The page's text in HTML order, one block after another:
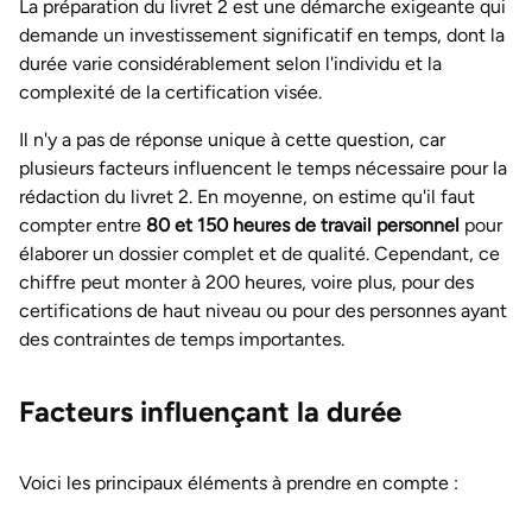
La préparation du livret 2 est une démarche exigeante qui
demande un investissement significatif en temps, dont la
durée varie considérablement selon l'individu et la
complexité de la certification visée.
Il n'y a pas de réponse unique à cette question, car
plusieurs facteurs influencent le temps nécessaire pour la
rédaction du livret 2. En moyenne, on estime qu'il faut
compter entre 80 et 150 heures de travail personnel pour
élaborer un dossier complet et de qualité. Cependant, ce
chiffre peut monter à 200 heures, voire plus, pour des
certifications de haut niveau ou pour des personnes ayant
des contraintes de temps importantes.
Facteurs influençant la durée
Voici les principaux éléments à prendre en compte :